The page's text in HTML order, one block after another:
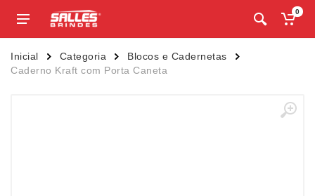
0
Inicial Categoria
Blocos e Cadernetas
Caderno Kraft com Porta Caneta